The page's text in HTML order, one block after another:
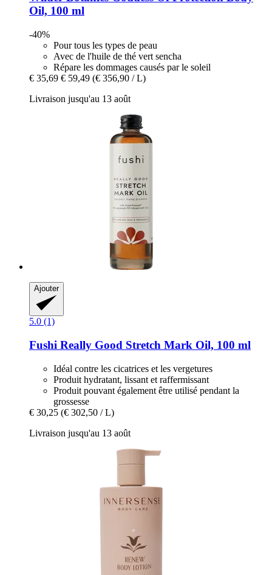
Oil, 100 ml
-40%
Pour tous les types de peau
Avec de l'huile de thé vert sencha
Répare les dommages causés par le soleil
€ 35,69 € 59,49 (€ 356,90 / L)
Livraison jusqu'au 13 août
Ajouter
5.0 (1)
Fushi Really Good Stretch Mark Oil, 100 ml
Idéal contre les cicatrices et les vergetures
Produit hydratant, lissant et raffermissant
Produit pouvant également être utilisé pendant la
grossesse
€ 30,25 (€ 302,50 / L)
Livraison jusqu'au 13 août